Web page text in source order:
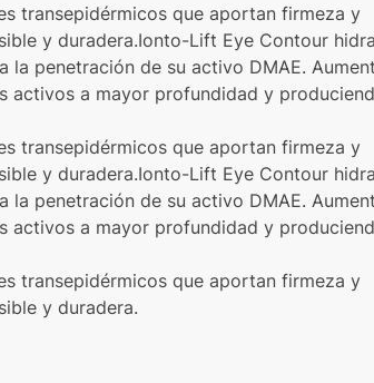
transepidérmicos que aportan firmeza y
y duradera.Ionto-Lift Eye Contour
la penetración de su activo DMAE.
activos a mayor profundidad y
transepidérmicos que aportan firmeza y
y duradera.Ionto-Lift Eye Contour
la penetración de su activo DMAE.
activos a mayor profundidad y
transepidérmicos que aportan firmeza y
y duradera.